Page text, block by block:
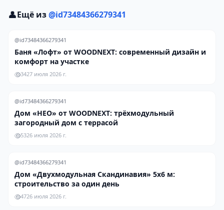
👤Ещё из@id73484366279341
@id73484366279341
Баня «Лофт» от WOODNEXT: современный дизайн и
комфорт на участке
3427 июля 2026 г.
@id73484366279341
Дом «НЕО» от WOODNEXT: трёхмодульный
загородный дом с террасой
5326 июля 2026 г.
@id73484366279341
Дом «Двухмодульная Скандинавия» 5х6 м:
строительство за один день
4726 июля 2026 г.